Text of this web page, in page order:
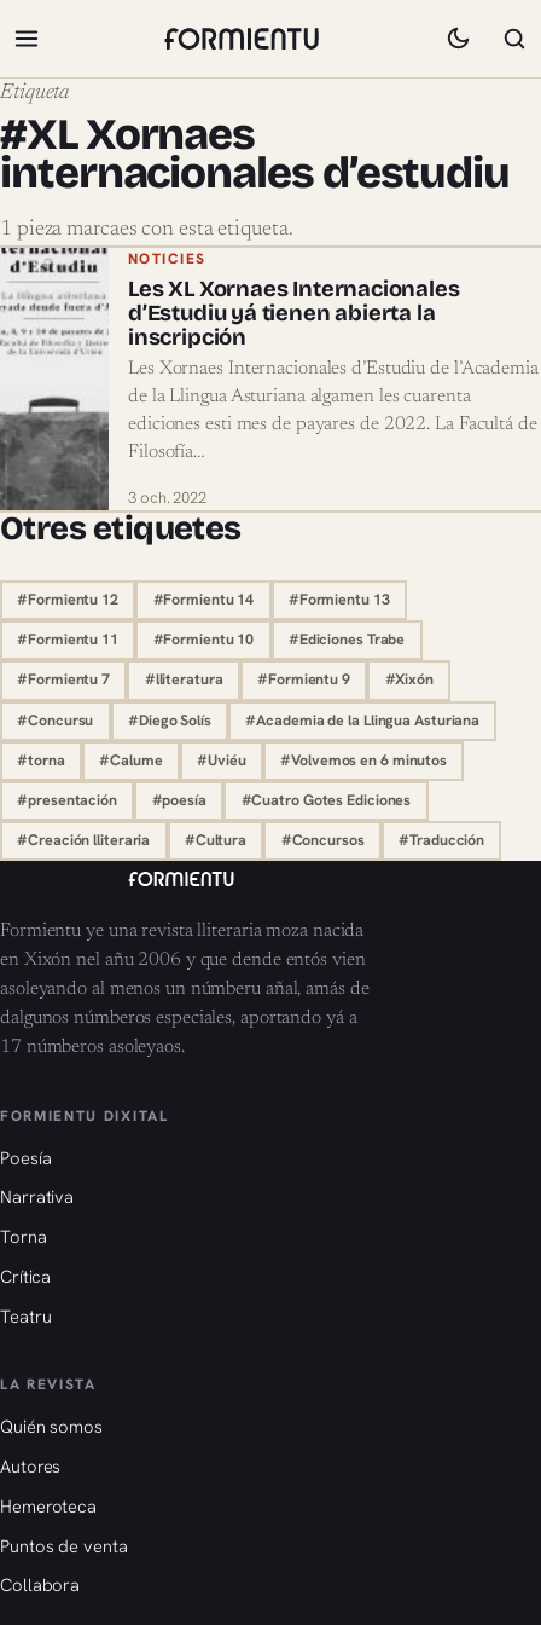
Etiqueta
#XL Xornaes
internacionales d’estudiu
1 pieza marcaes con esta etiqueta.
Pieces marcaes con #XL Xornaes
NOTICIES
Les XL Xornaes Internacionales
d’Estudiu yá tienen abierta la
inscripción
Les Xornaes Internacionales d’Estudiu de l’Academia
de la Llingua Asturiana algamen les cuarenta
ediciones esti mes de payares de 2022. La Facultá de
Filosofía…
3 och. 2022
Otres etiquetes
#Formientu 12 #Formientu 14 #Formientu 13
#Formientu 11 #Formientu 10 #Ediciones Trabe
#Formientu 7 #lliteratura #Formientu 9 #Xixón
#Concursu #Diego Solís #Academia de la Llingua Asturiana
#torna #Calume #Uviéu #Volvemos en 6 minutos
#presentación #poesía #Cuatro Gotes Ediciones
#Creación lliteraria #Cultura #Concursos #Traducción
Formientu ye una revista lliteraria moza nacida
en Xixón nel añu 2006 y que dende entós vien
asoleyando al menos un númberu añal, amás de
dalgunos númberos especiales, aportando yá a
17 númberos asoleyaos.
FORMIENTU DIXITAL
Poesía
Narrativa
Torna
Crítica
Teatru
LA REVISTA
Quién somos
Autores
Hemeroteca
Puntos de venta
Collabora